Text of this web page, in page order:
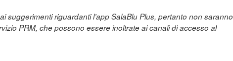
ai suggerimenti riguardanti l’app SalaBlu Plus, pertanto non saranno
PRM, che possono essere inoltrate ai canali di accesso al